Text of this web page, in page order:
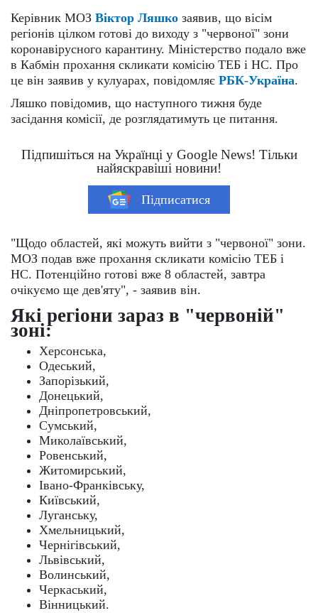
Керівник МОЗ Віктор Ляшко заявив, що вісім
регіонів цілком готові до виходу з "червоної" зони
коронавірусного карантину. Міністерство подало вже
в Кабмін прохання скликати комісію ТЕБ і НС. Про
це він заявив у кулуарах, повідомляє РБК-Україна.
Ляшко повідомив, що наступного тижня буде
засідання комісії, де розглядатимуть це питання.
Підпишіться на Українці у Google News! Тільки
найяскравіші новини!
Підписатися
"Щодо областей, які можуть вийти з "червоної" зони.
МОЗ подав вже прохання скликати комісію ТЕБ і
НС. Потенційно готові вже 8 областей, завтра
очікуємо ще дев'яту", - заявив він.
Які регіони зараз в "червоній"
зоні:
Херсонська,
Одеський,
Запорізький,
Донецький,
Дніпропетровський,
Сумський,
Миколаївський,
Ровенський,
Житомирський,
Івано-Франківську,
Київський,
Луганську,
Хмельницький,
Чернігівський,
Львівський,
Волинський,
Черкаський,
Вінницький.